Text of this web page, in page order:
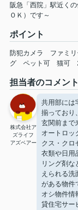
阪急「西院」駅近く
ＯＫ）です～
ポイント
防犯カメラ ファミ
グ
ペット可 猫可
担当者のコメント
株式会社ア
ズライフ
アズベアー
共用部には
揃っており
玄関前まで
オートロッ
クス・クロ
衣類や日用
リング剤
えられる洗
がある物件
オシ物件情
貸住宅サー